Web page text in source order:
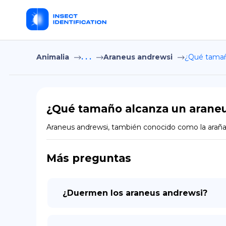
Animalia . . . Araneus andrewsi ¿Qué
¿Qué tamaño alcanza un
Araneus andrewsi, también conocido como la
Más preguntas
¿Duermen los araneus andrewsi?